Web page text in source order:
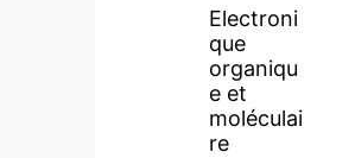
Electroni
que
organiqu
e et
moléculai
re